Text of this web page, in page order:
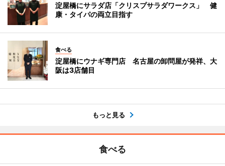
淀屋橋にサラダ店「クリスプサラダワークス」 健
康・タイパの両立目指す
食べる
淀屋橋にウナギ専門店 名古屋の卸問屋が発祥、大
阪は3店舗目
もっと見る
食べる